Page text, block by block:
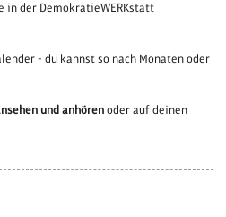
in der DemokratieWERKstatt
- du kannst so nach Monaten oder
und anhören oder auf deinen